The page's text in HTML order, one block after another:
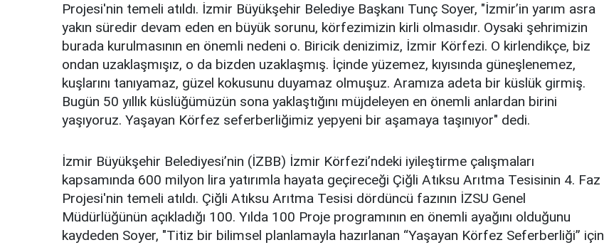
Projesi'nin temeli atıldı. İzmir Büyükşehir Belediye Başkanı Tunç Soyer, "İzmir’in yarım asra
yakın süredir devam eden en büyük sorunu, körfezimizin kirli olmasıdır. Oysaki şehrimizin
burada kurulmasının en önemli nedeni o. Biricik denizimiz, İzmir Körfezi. O kirlendikçe, biz
ondan uzaklaşmışız, o da bizden uzaklaşmış. İçinde yüzemez, kıyısında güneşlenemez,
kuşlarını tanıyamaz, güzel kokusunu duyamaz olmuşuz. Aramıza adeta bir küslük girmiş.
Bugün 50 yıllık küslüğümüzün sona yaklaştığını müjdeleyen en önemli anlardan birini
yaşıyoruz. Yaşayan Körfez seferberliğimiz yepyeni bir aşamaya taşınıyor" dedi.
İzmir Büyükşehir Belediyesi’nin (İZBB) İzmir Körfezi’ndeki iyileştirme çalışmaları
kapsamında 600 milyon lira yatırımla hayata geçireceği Çiğli Atıksu Arıtma Tesisinin 4. Faz
Projesi'nin temeli atıldı. Çiğli Atıksu Arıtma Tesisi dördüncü fazının İZSU Genel
Müdürlüğünün açıkladığı 100. Yılda 100 Proje programının en önemli ayağını olduğunu
kaydeden Soyer, "Titiz bir bilimsel planlamayla hazırlanan “Yaşayan Körfez Seferberliği” için